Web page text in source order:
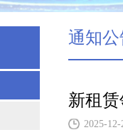
通知公
新租
2025-12-